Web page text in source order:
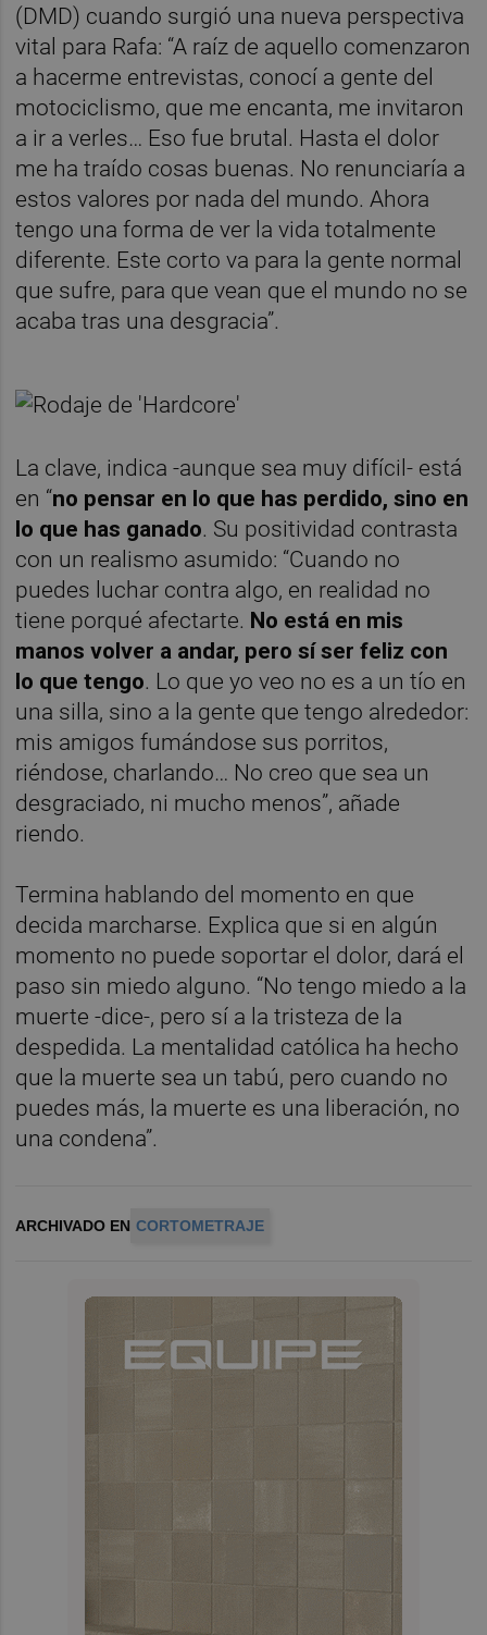
(DMD) cuando surgió una nueva perspectiva
vital para Rafa: “A raíz de aquello comenzaron
a hacerme entrevistas, conocí a gente del
motociclismo, que me encanta, me invitaron
a ir a verles… Eso fue brutal. Hasta el dolor
me ha traído cosas buenas. No renunciaría a
estos valores por nada del mundo. Ahora
tengo una forma de ver la vida totalmente
diferente. Este corto va para la gente normal
que sufre, para que vean que el mundo no se
acaba tras una desgracia”.
La clave, indica -aunque sea muy difícil- está
en “no pensar en lo que has perdido, sino en
lo que has ganado. Su positividad contrasta
con un realismo asumido: “Cuando no
puedes luchar contra algo, en realidad no
tiene porqué afectarte. No está en mis
manos volver a andar, pero sí ser feliz con
lo que tengo. Lo que yo veo no es a un tío en
una silla, sino a la gente que tengo alrededor:
mis amigos fumándose sus porritos,
riéndose, charlando… No creo que sea un
desgraciado, ni mucho menos”, añade
riendo.
Termina hablando del momento en que
decida marcharse. Explica que si en algún
momento no puede soportar el dolor, dará el
paso sin miedo alguno. “No tengo miedo a la
muerte -dice-, pero sí a la tristeza de la
despedida. La mentalidad católica ha hecho
que la muerte sea un tabú, pero cuando no
puedes más, la muerte es una liberación, no
una condena”.
ARCHIVADO EN CORTOMETRAJE